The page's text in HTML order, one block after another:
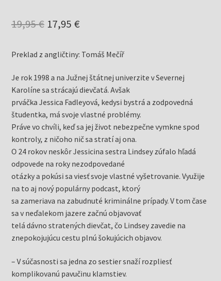
19,95€ Pôvodná
bola:
19,95 €.
17,95 €Aktuálna
je:
17,95 €.
Preklad z angličtiny: Tomáš Mečíř
Je rok 1998 a na Južnej štátnej univerzite v Severnej
Karolíne sa strácajú dievčatá. Avšak
prváčka Jessica Fadleyová, kedysi bystrá a zodpovedná
študentka, má svoje vlastné problémy.
Práve vo chvíli, keď sa jej život nebezpečne vymkne spod
kontroly, z ničoho nič sa stratí aj ona.
O 24 rokov neskôr Jessicina sestra Lindsey zúfalo hľadá
odpovede na roky nezodpovedané
otázky a pokúsi sa viesť svoje vlastné vyšetrovanie. Využije
na to aj nový populárny podcast, ktorý
sa zameriava na zabudnuté kriminálne prípady. V tom čase
sa v neďalekom jazere začnú objavovať
telá dávno stratených dievčat, čo Lindsey zavedie na
znepokojujúcu cestu plnú šokujúcich objavov.
– V súčasnosti sa jedna zo sestier snaží rozpliesť
komplikovanú pavučinu klamstiev.